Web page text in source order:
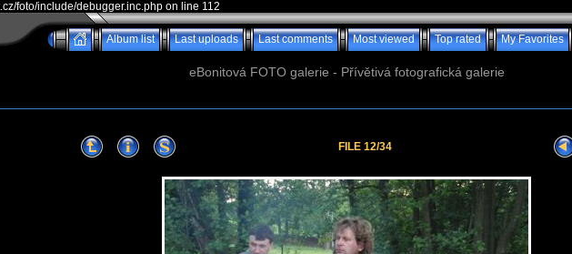
foto/include/debugger.inc.php on line 112
Album list Last uploads Last comments Most viewed Top rated My Favorites
eBonitová FOTO galerie - Přívětivá fotografická galerie
FILE 12/34